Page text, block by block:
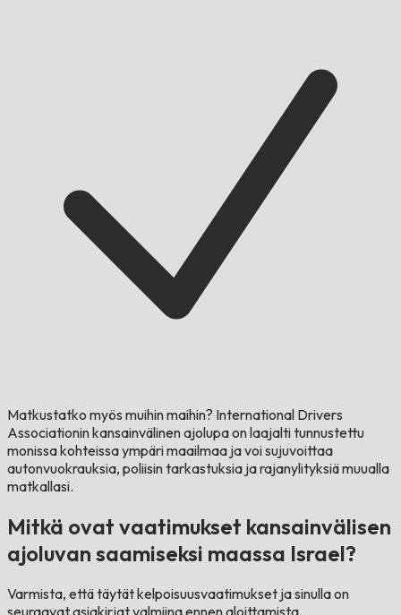
Matkustatko myös muihin maihin? International Drivers
Associationin kansainvälinen ajolupa on laajalti tunnustettu
monissa kohteissa ympäri maailmaa ja voi sujuvoittaa
autonvuokrauksia, poliisin tarkastuksia ja rajanylityksiä muualla
matkallasi.
Mitkä ovat vaatimukset kansainvälisen
ajoluvan saamiseksi maassa Israel?
Varmista, että täytät kelpoisuusvaatimukset ja sinulla on